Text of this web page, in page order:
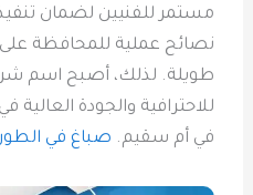
مستمر للفنيين لضمان
نصائح عملية للمحافظة
طويلة. لذلك، أصبح اسم
للاحترافية والجودة
في أم سقيم. صباغ في